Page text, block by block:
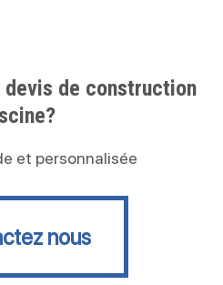
devis de construction
et personnalisée
nous